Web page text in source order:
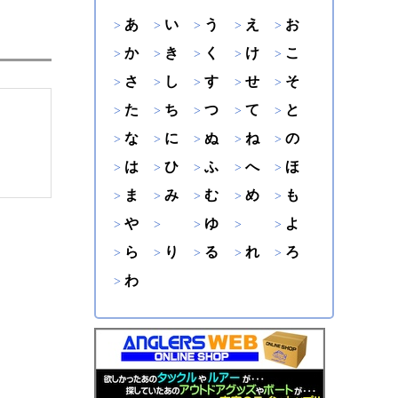
あ い う え
お
か
き く け
こ
さ
し す せ
そ
た
ち つ て
と
な
に ぬ ね
の
は
ひ ふ へ
ほ
ま
み む め
も
や
ゆ
よ
ら
り る れ
ろ
わ